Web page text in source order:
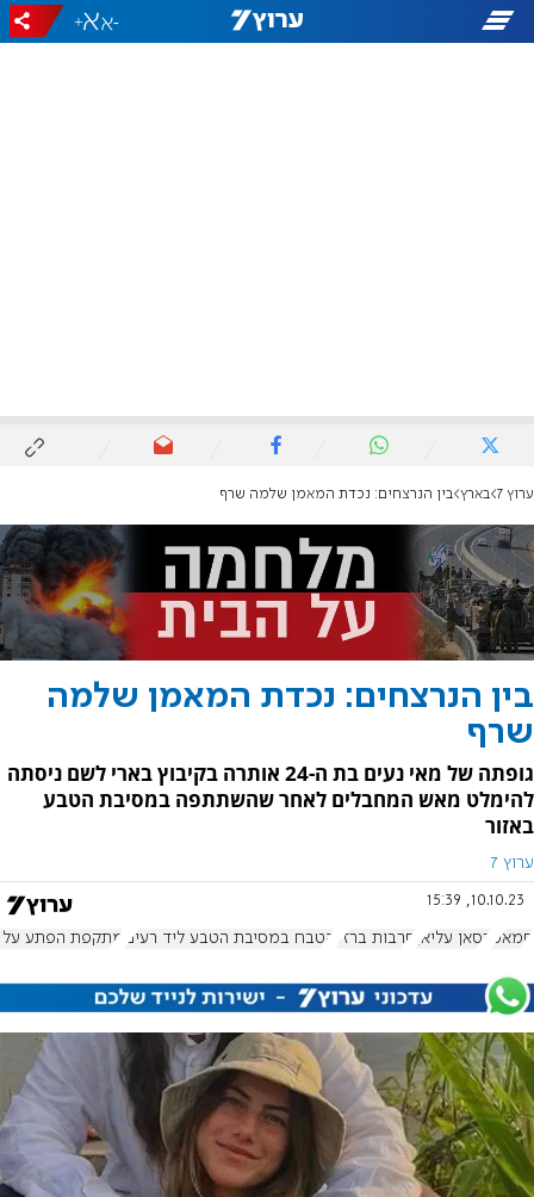
-
+
ערוץ 7 בארץ בין הנרצחים: נכדת המאמן שלמה שרף
בין הנרצחים: נכדת המאמן שלמה
שרף
גופתה של מאי נעים בת ה-24 אותרה בקיבוץ בארי לשם ניסתה
להימלט מאש המחבלים לאחר שהשתתפה במסיבת הטבע
באזור
ערוץ 7
10.10.23, 15:39
חמאס רסאן עליאן חרבות ברזל הטבח במסיבת הטבע ליד רעים מתקפת הפתע על